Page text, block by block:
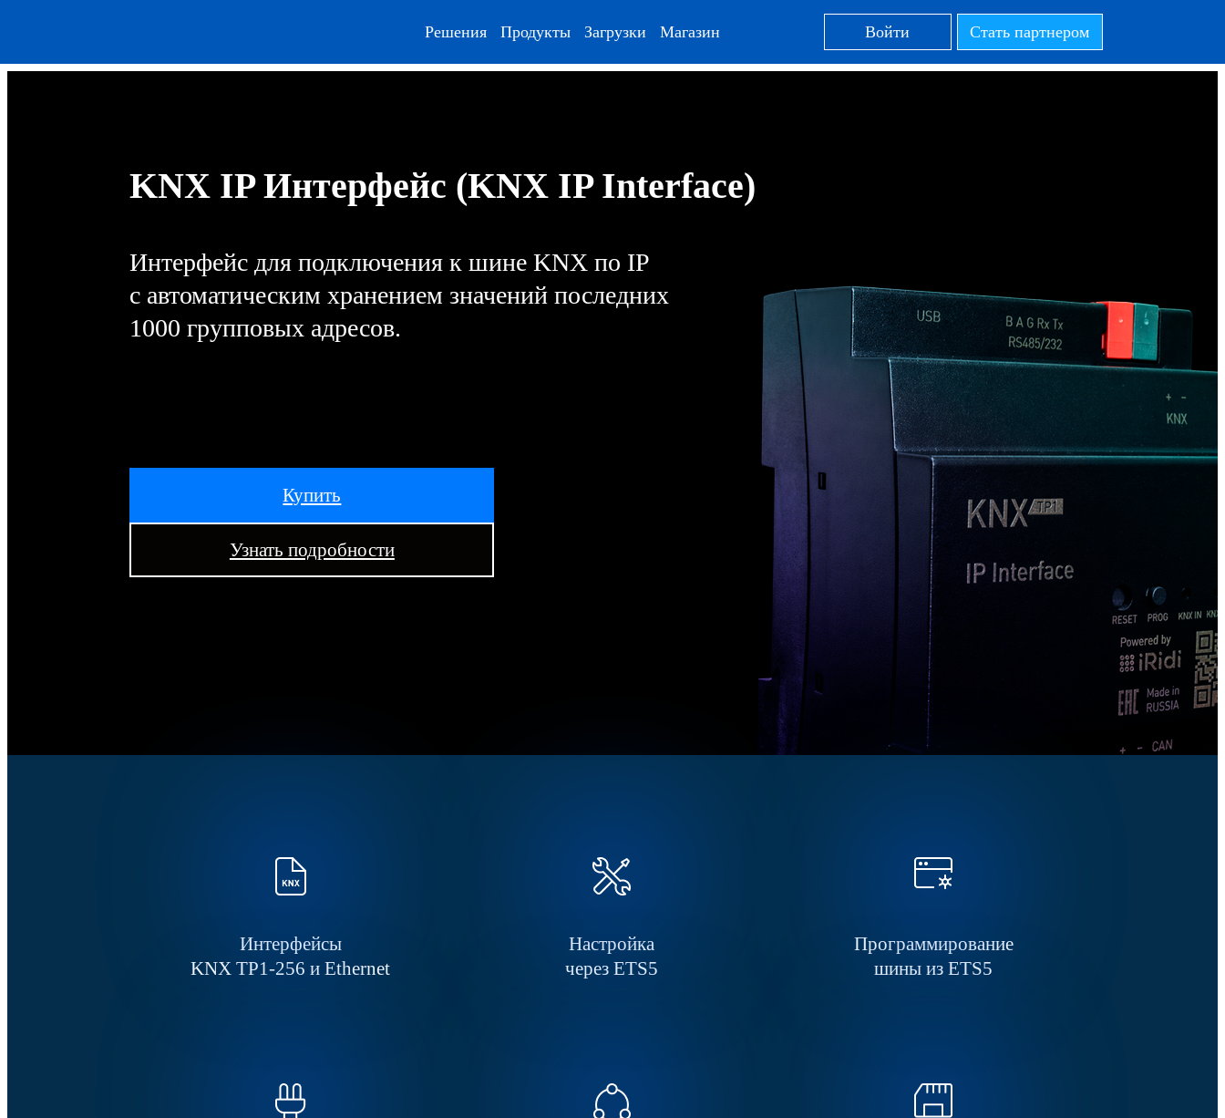
Решения Продукты Загрузки Магазин Войти Стать партнером
KNX IP Интерфейс (KNX IP Interface)
Интерфейс для подключения к шине KNX по IP
с автоматическим хранением значений последних
1000 групповых адресов.
Купить
Узнать подробности
Интерфейсы
KNX TP1-256 и Ethernet
Настройка
через ETS5
Программирование
шины из ETS5